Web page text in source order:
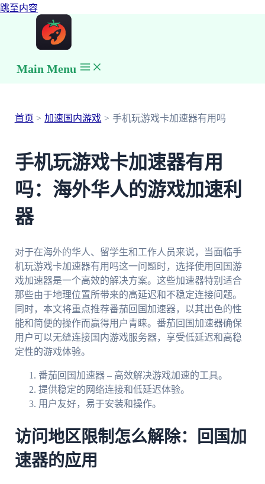
跳至内容
Main Menu
首页 加速国内游戏 手机玩游戏卡加速器有用吗
手机玩游戏卡加速器有用
吗：海外华人的游戏加速利
器
对于在海外的华人、留学生和工作人员来说，当面临手
机玩游戏卡加速器有用吗这一问题时，选择使用回国游
戏加速器是一个高效的解决方案。这些加速器特别适合
那些由于地理位置所带来的高延迟和不稳定连接问题。
同时，本文将重点推荐番茄回国加速器，以其出色的性
能和简便的操作而赢得用户青睐。番茄回国加速器确保
用户可以无缝连接国内游戏服务器，享受低延迟和高稳
定性的游戏体验。
番茄回国加速器 – 高效解决游戏加速的工具。
提供稳定的网络连接和低延迟体验。
用户友好，易于安装和操作。
访问地区限制怎么解除：回国加
速器的应用